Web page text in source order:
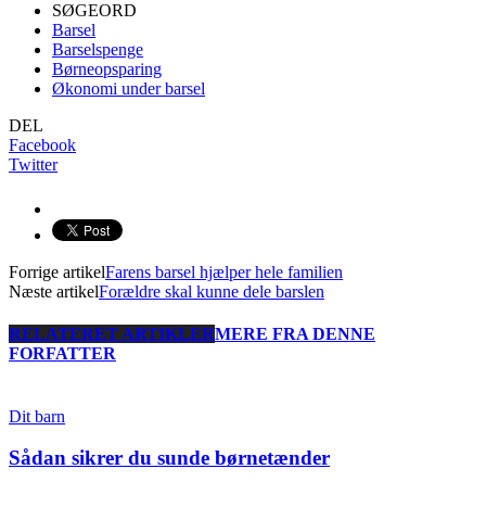
SØGEORD
Barsel
Barselspenge
Børneopsparing
Økonomi under barsel
DEL
Facebook
Twitter
Forrige artikelFarens barsel hjælper hele familien
Næste artikelForældre skal kunne dele barslen
RELATERET ARTIKLERMERE FRA DENNE
FORFATTER
Dit barn
Sådan sikrer du sunde børnetænder